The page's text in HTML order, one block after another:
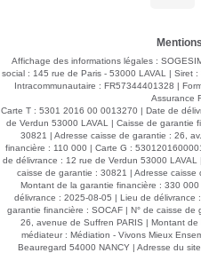
Affichage des informations légales :
social : 145 rue de Paris - 53000 LAVAL | Siret
Intracommunautaire : FR57344401328 |
Assurance
Carte T : 5301 2016 00 0013270 | Date de
de Verdun 53000 LAVAL | Caisse de garantie
30821 | Adresse caisse de garantie : 26,
financière : 110 000 | Carte G :
de délivrance : 12 rue de Verdun 53000
caisse de garantie : 30821 | Adresse
Montant de la garantie financière : 330
délivrance : 2025-08-05 | Lieu de délivrance
garantie financière : SOCAF | N° de caisse
26, avenue de Suffren PARIS | Montant
médiateur : Médiation - Vivons Mieux
Beauregard 54000 NANCY | Adresse du